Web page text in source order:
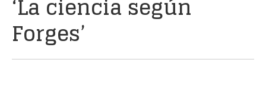
‘La ciencia según
Forges’